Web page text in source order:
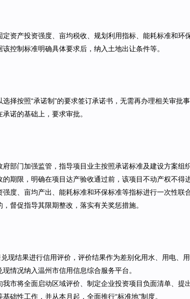
资产投资强度、亩均税收、规划利用指标、能耗标准和环
控制标准明确具体要求后，纳入土地出让条件等。
择按照“承诺制”的要求签订承诺书，无需再办理相关审批
诺的基础上，要求审批。
部门加强监管，指导项目业主按照承诺标准及建设方案组
期限，明确在项目达产验收通过前，该项目不动产权不得
度、亩均产出、能耗标准和环保标准等指标进行一次性联
督促指导其限期整改，落实有关奖惩措施。
兑现结果进行信用评价，评价结果作为差别化用水、用电、
情况纳入温州市信用信息综合服务平台。
市将全面启动区域评价、制定企业投资项目负面清单、提
础性工作，并从本月起，全面推行“标准地”制度。